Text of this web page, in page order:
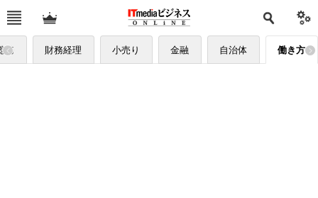
務 財務経理 小売り 金融 自治体 働き方